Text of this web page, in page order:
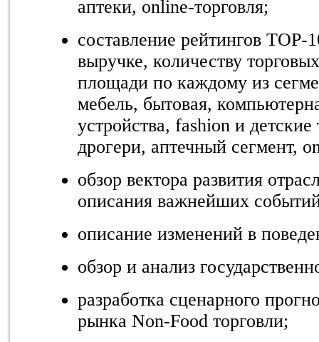
аптеки, online-торговля;
составление рейтингов TOP-
выручке, количеству
площади по каждому из
мебель, бытовая,
устройства, fashion и
дрогери, аптечный сегмент,
обзор вектора развития
описания важнейших
описание изменений в
обзор и анализ
разработка сценарного
рынка Non-Food торговли;